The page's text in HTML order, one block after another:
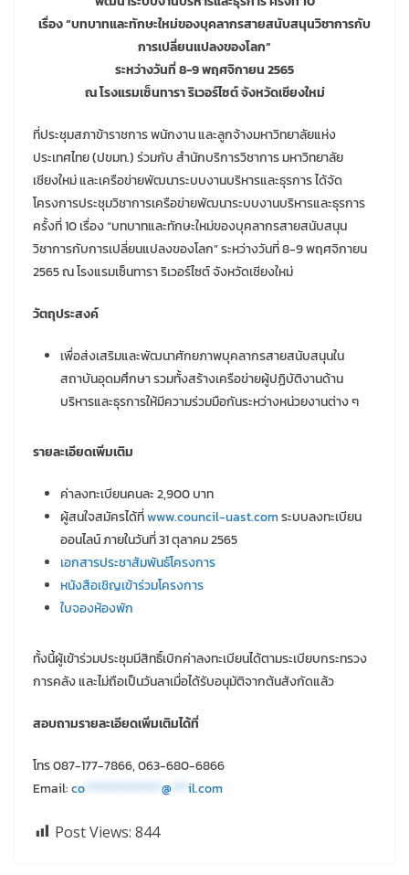
เรื่อง “บทบาทและทักษะใหม่ของบุคลากรสายสนับสนุนวิชาการกับ
การเปลี่ยนแปลงของโลก”
ระหว่างวันที่ 8-9 พฤศจิกายน 2565
ณ โรงแรมเซ็นทารา ริเวอร์ไซต์ จังหวัดเชียงใหม่
ที่ประชุมสภาข้าราชการ พนักงาน และลูกจ้างมหาวิทยาลัยแห่ง
ประเทศไทย (ปขมท.) ร่วมกับ สำนักบริการวิชาการ มหาวิทยาลัย
เชียงใหม่ และเครือข่ายพัฒนาระบบงานบริหารและธุรการ ได้จัด
โครงการประชุมวิชาการเครือข่ายพัฒนาระบบงานบริหารและธุรการ
ครั้งที่ 10 เรื่อง “บทบาทและทักษะใหม่ของบุคลากรสายสนับสนุน
วิชาการกับการเปลี่ยนแปลงของโลก” ระหว่างวันที่ 8-9 พฤศจิกายน
2565 ณ โรงแรมเซ็นทารา ริเวอร์ไซต์ จังหวัดเชียงใหม่
วัตถุประสงค์
เพื่อส่งเสริมและพัฒนาศักยภาพบุคลากรสายสนับสนุนใน
สถาบันอุดมศึกษา รวมทั้งสร้างเครือข่ายผู้ปฏิบัติงานด้าน
บริหารและธุรการให้มีความร่วมมือกันระหว่างหน่วยงานต่าง ๆ
รายละเอียดเพิ่มเติม
ค่าลงทะเบียนคนละ 2,900 บาท
ผู้สนใจสมัครได้ที่www.council-uast.comระบบลงทะเบียน
ออนไลน์ ภายในวันที่ 31 ตุลาคม 2565
เอกสารประชาสัมพันธ์โครงการ
หนังสือเชิญเข้าร่วมโครงการ
ใบจองห้องพัก
ทั้งนี้ผู้เข้าร่วมประชุมมีสิทธิ์เบิกค่าลงทะเบียนได้ตามระเบียบกระทรวง
การคลัง และไม่ถือเป็นวันลาเมื่อได้รับอนุมัติจากต้นสังกัดแล้ว
สอบถามรายละเอียดเพิ่มเติมได้ที่
โทร 087-177-7866, 063-680-6866
Email:co @ il.com
Post Views: 844